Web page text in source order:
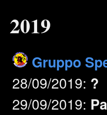
2019
Gruppo
28/09/2019: ?
29/09/2019: